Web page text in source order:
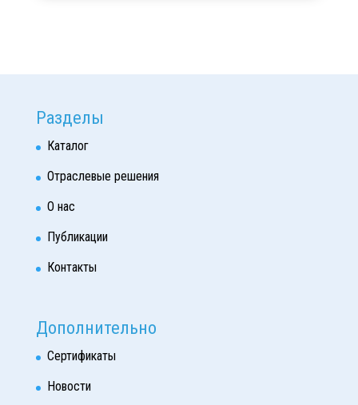
Разделы
Каталог
Отраслевые решения
О нас
Публикации
Контакты
Дополнительно
Сертификаты
Новости